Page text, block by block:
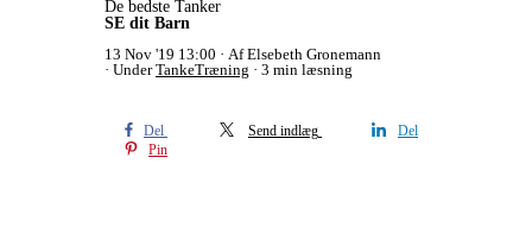
De bedste Tanker
SE dit Barn
13 Nov '19 13:00
Af Elsebeth Gronemann
UnderTankeTræning 3 min læsning
Del Send indlæg
Del
Pin